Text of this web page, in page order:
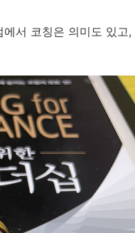
에서 코칭은 의미도 있고,